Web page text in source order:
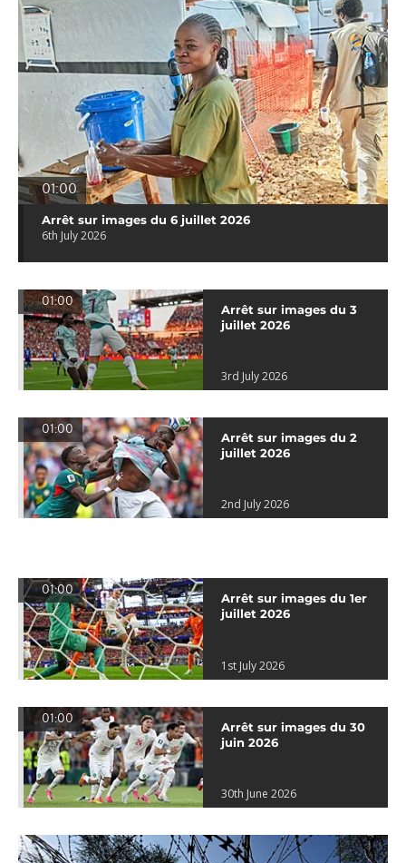
01:00
Arrêt sur images du 6 juillet 2026
6th July 2026
01:00
Arrêt sur images du 3
juillet 2026
3rd July 2026
01:00
Arrêt sur images du 2
juillet 2026
2nd July 2026
01:00
Arrêt sur images du 1er
juillet 2026
1st July 2026
01:00
Arrêt sur images du 30
juin 2026
30th June 2026